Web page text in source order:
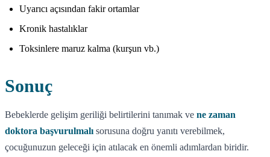
Uyarıcı açısından fakir ortamlar
Kronik hastalıklar
Toksinlere maruz kalma (kurşun vb.)
Sonuç
Bebeklerde gelişim geriliği belirtilerini tanımak ve ne zaman
doktora başvurulmalı sorusuna doğru yanıtı verebilmek,
çocuğunuzun geleceği için atılacak en önemli adımlardan biridir.